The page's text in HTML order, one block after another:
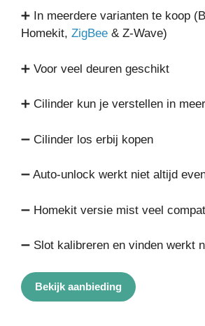
➕ In meerdere varianten te koop
Homekit, ZigBee & Z-Wave)
➕ Voor veel deuren geschikt
➕ Cilinder kun je verstellen in
➖ Cilinder los erbij kopen
➖ Auto-unlock werkt niet altijd
➖ Homekit versie mist veel
➖ Slot kalibreren en vinden werkt
Bekijk aanbieding